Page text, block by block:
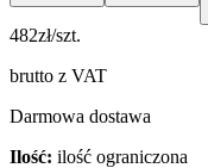
482zł/szt.
brutto z VAT
Darmowa dostawa
Ilość: ilość ograniczona